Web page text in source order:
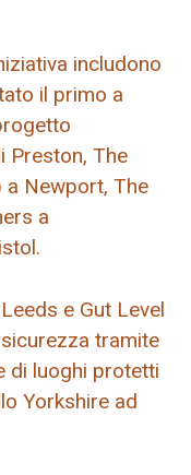
includono
il primo a
Preston, The
a Newport, The
a
e Gut Level
tramite
di luoghi protetti
Yorkshire ad